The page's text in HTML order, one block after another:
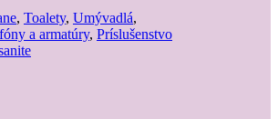
, Toalety, Umývadlá,
a armatúry, Príslušenstvo